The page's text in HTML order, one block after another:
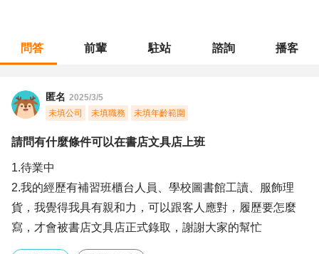
問答 前輩 駐站 諮詢 播客
匿名 2025/3/5
未填公司
未填職務 未填年齡範圍
請問有什麼條件可以在書店文具店上班
1.待業中
2.我的經歷有補習班櫃台人員、學校圖書館工讀、服飾理
貨，我覺得我具有親和力，可以跟客人應對，履歷要怎麼
寫，才會被書店文具店正式錄取，謝謝大家的幫忙